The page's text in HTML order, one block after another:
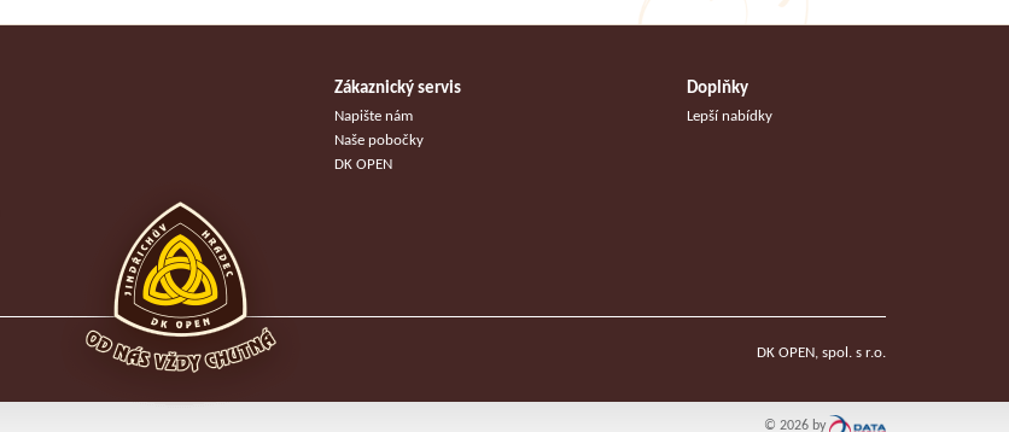
Zákaznický servis
Napište nám
Naše pobočky
DK OPEN
Doplňky
Lepší nabídky
DK OPEN, spol. s r.o.
© 2026 by